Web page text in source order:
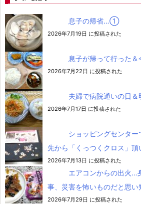
息子の帰省…➀
2026年7月19日 に投稿された
息子が帰って行った＆
2026年7月22日 に投稿された
夫婦で病院通いの日
2026年7月17日 に投稿された
ショッピングセンタ
先から「くっつくクロス」頂
2026年7月13日 に投稿された
エアコンからの出火…
事、災害を怖いものだと思い
2026年7月29日 に投稿された